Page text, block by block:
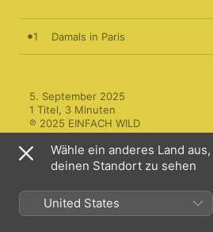
1 Damals in Paris
5. September 2025
1 Titel, 3 Minuten
℗ 2025 EINFACH WILD
Mehr von Kevin Neon
Wähle ein anderes Land
deinen Standort zu sehen
United States